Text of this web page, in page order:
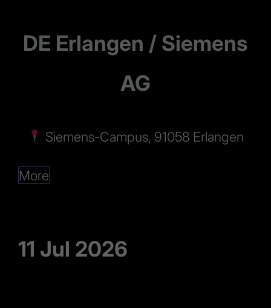
DE Erlangen / Siemens
AG
Siemens-Campus, 91058 Erlangen
More
11 Jul 2026